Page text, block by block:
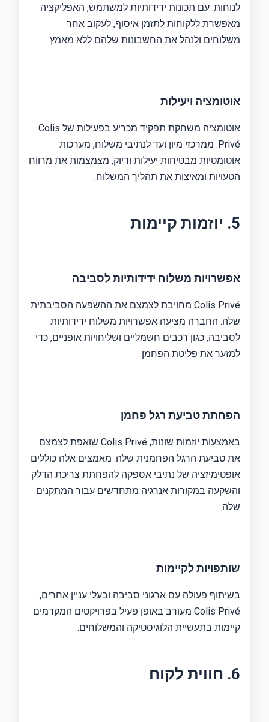
לנוחות. עם תכונות ידידותיות למשתמש, האפליקציה
מאפשרת ללקוחות לתזמן איסוף, לעקוב אחר
משלוחים ולנהל את החשבונות שלהם ללא מאמץ.
אוטומציה ויעילות
אוטומציה משחקת תפקיד מכריע בפעילות של Colis
Privé. ממרכזי מיון ועד לנתיבי משלוח, מערכות
אוטומטיות מבטיחות יעילות ודיוק, מצמצמות את מרווח
הטעויות ומאיצות את תהליך המשלוח.
5. יוזמות קיימות
אפשרויות משלוח ידידותיות לסביבה
Colis Privé מחויבת לצמצם את ההשפעה הסביבתית
שלה. החברה מציעה אפשרויות משלוח ידידותיות
לסביבה, כגון רכבים חשמליים ושליחויות אופניים, כדי
למזער את פליטת הפחמן.
הפחתת טביעת רגל פחמן
באמצעות יוזמות שונות, Colis Privé שואפת לצמצם
את טביעת הרגל הפחמנית שלה. מאמצים אלה כוללים
אופטימיזציה של נתיבי אספקה ​​להפחתת צריכת הדלק
והשקעה במקורות אנרגיה מתחדשים עבור המתקנים
שלה.
שותפויות לקיימות
בשיתוף פעולה עם ארגוני סביבה ובעלי עניין אחרים,
Colis Privé מעורב באופן פעיל בפרויקטים המקדמים
קיימות בתעשיית הלוגיסטיקה והמשלוחים.
6. חווית לקוח